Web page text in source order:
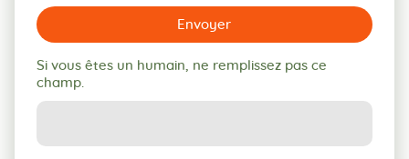
Envoyer
Si vous êtes un humain, ne remplissez pas ce
champ.